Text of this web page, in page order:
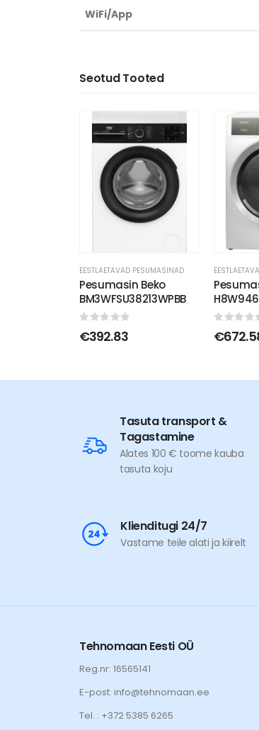
WiFi/App
Seotud Tooted
EESTLAETAVAD PESUMASINAD
Pesumasin Beko
BM3WFSU38213WPBB
out of 5
€392.83 out of
€
Tasuta transport &
Tagastamine
Alates 100 € toome kauba
tasuta koju
Klienditugi 24/7
Vastame teile alati ja kiirelt
Tehnomaan Eesti OÜ
Reg.nr: 16565141
E-post: info@tehnomaan.ee
Tel. : +372 5385 6265